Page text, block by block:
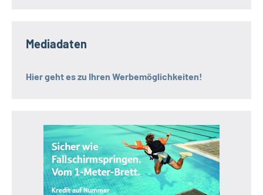
Mediadaten
Hier geht es zu Ihren Werbemöglichkeiten!